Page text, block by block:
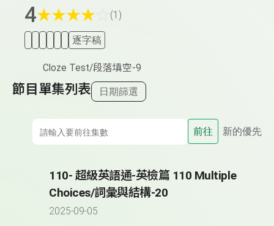
4★★★★ (1)
逐字稿
Cloze Test/段落填空-9
節目單集列表 日期篩選
前往 新的優先
110- 超級英語通-英檢篇 110 Multiple
Choices/詞彙與結構-20
2025-09-05